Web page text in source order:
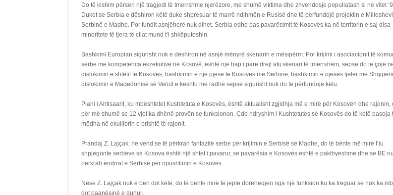
Do të kishim përsëri një tragjedi të tmerrshme njerëzore, me shumë viktima dhe zhvendosje popullatash si në vitet
Duket se Serbia e dëshiron këtë duke shpresuar të marrë ndihmën e Rusisë dhe të përfundojë projektin e
Serbinë e Madhe. Por fundit asnjëherë nuk dihet. Serbia edhe pas pavarësimit të Kosovës ka në territorin e saj disa
minoritete të tjera të cilat mund t’i shkëputeshin.
Bashkimi Europian sigurisht nuk e dëshiron në asnjë mënyrë skenarin e mësipërm. Por krijimi i asociacionit të
serbe me kompetenca ekzekutive në Kosovë, është një hap i parë drejt atij skenari të tmerrshëm, sepse do të çojë
dislokimin e shtetit të Kosovës, bashkimin e një pjese të Kosovës me Serbinë, bashkimin e pjesës tjetër me
dislokimin e Maqedonisë së Veriut e kështu me radhë sepse sigurisht nuk do të përfundojë këtu.
Plani i Ahtisaarit, ku mbështetet Kushtetuta e Kosovës, është aktualisht zgjidhja më e mirë për Kosovën dhe rajonin,
për më shumë se 12 vjet ka dhënë provën se funksionon. Çdo ndryshim i Kushtetutës së Kosovës do të ketë pasoja
mëdha në ekuilibrin e brishtë të rajonit.
Prandaj Z. Lajçak, në vend se të përkrah fantazitë serbe për krijimin e Serbisë së Madhe, do të bënte më mirë t’iu
shpjegonte serbëve se Kosova është një shtet i pavarur, se pavarësia e Kosovës është e pakthyeshme dhe se BE
përkrah ëndrrat e Serbisë për ripushtimin e Kosovës.
Nëse Z. Lajçak nuk e bën dot këtë, do të bënte mirë të jepte dorëheqjen nga një funksion ku ka treguar se nuk ka
dot paanësinë e duhur.